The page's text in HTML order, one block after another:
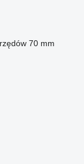
70 mm